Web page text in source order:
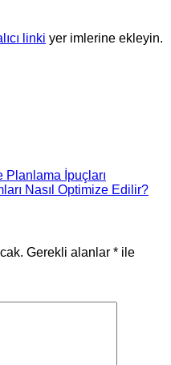
linki yer imlerine ekleyin.
İpuçları
Nasıl Optimize Edilir?
Gerekli alanlar * ile